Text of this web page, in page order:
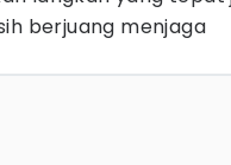
berjuang menjaga